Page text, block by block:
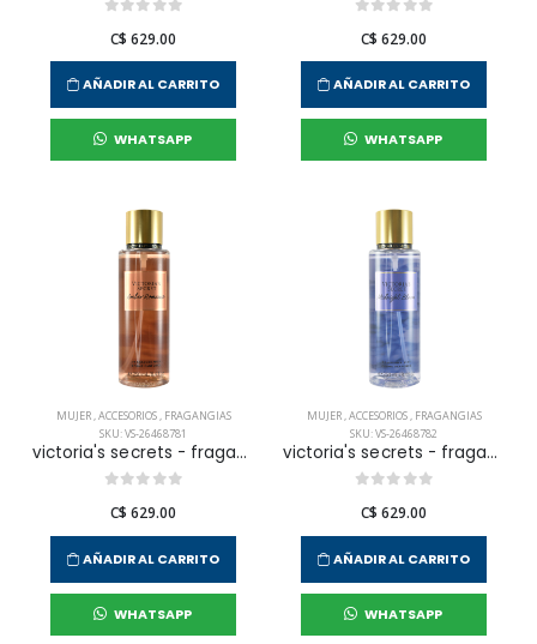
C$ 629.00
AÑADIR AL CARRITO
WHATSAPP
C$ 629.00
AÑADIR AL CARRITO
WHATSAPP
MUJER,ACCESORIOS, FRAGANGIAS
SKU: VS-26468781
victoria's secrets - fragancia corporal amber romance para mujer
C$ 629.00
AÑADIR AL CARRITO
WHATSAPP
MUJER,ACCESORIOS, FRAGANGIAS
SKU: VS-26468782
victoria's secrets - fragancia corporal midnight bloom para mujer
C$ 629.00
AÑADIR AL CARRITO
WHATSAPP